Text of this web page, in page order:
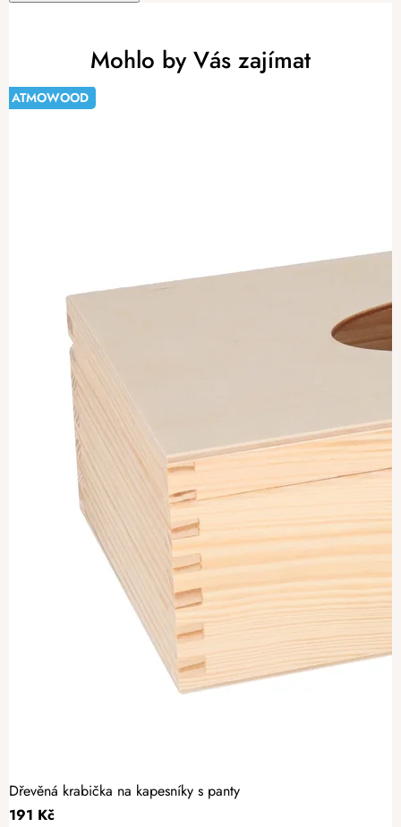
Mohlo by Vás zajímat
-20%
Dřevěná krabička na kapesníky s panty
191 Kč
ATMOWOOD